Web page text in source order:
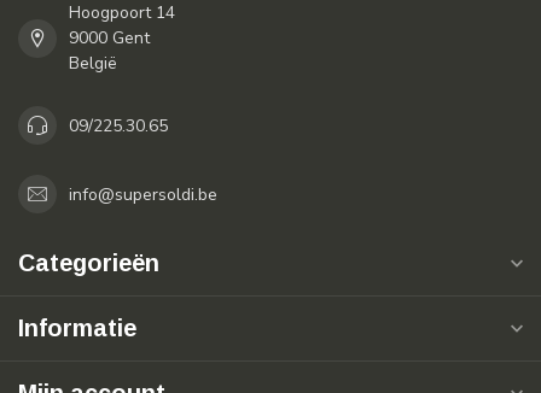
Hoogpoort 14
9000 Gent
België
09/225.30.65
info@supersoldi.be
Categorieën
Informatie